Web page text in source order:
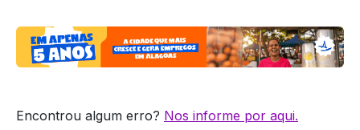
Encontrou algum erro? Nos informe por aqui.